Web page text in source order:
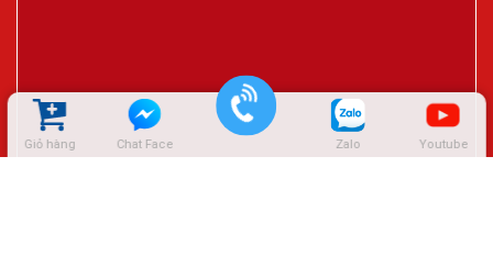
Giỏ hàng Chat Face Zalo Youtube